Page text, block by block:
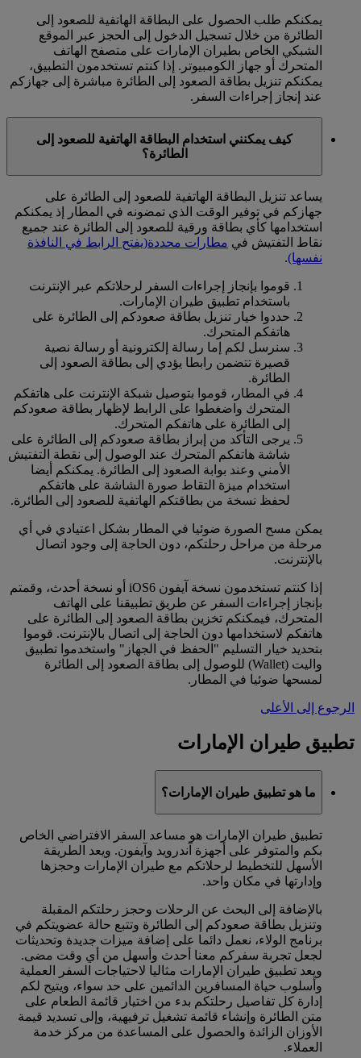
يمكنكم طلب الحصول على البطاقة الهاتفية للصعود إلى
الطائرة من خلال تسجيل الدخول إلى الحجز عبر الموقع
الشبكي الخاص بطيران الإمارات على متصفح الهاتف
المتحرك أو جهاز الكومبيوتر. إذا كنتم تستخدمون التطبيق،
يمكنكم تنزيل بطاقة الصعود إلى الطائرة مباشرة إلى جهازكم
عند إنجاز إجراءات السفر.
كيف يمكنني استخدام البطاقة الهاتفية للصعود إلى
الطائرة؟
يساعد تنزيل البطاقة الهاتفية للصعود إلى الطائرة على
جهازكم في توفير الوقت الذي تمضونه في المطار إذ يمكنكم
استخدامها كأي بطاقة ورقية للصعود إلى الطائرة عند جميع
نقاط التفتيش في مطارات محددة(يفتح الرابط في النافذة
نفسها).
قوموا بإنجاز إجراءات السفر لرحلاتكم عبر الإنترنت
باستخدام تطبيق طيران الإمارات.
حددوا خيار تنزيل بطاقة صعودكم إلى الطائرة على
هاتفكم المتحرك.
سنرسل لكم إما رسالة إلكترونية أو رسالة نصية
قصيرة تتضمن رابطا يؤدي إلى بطاقة الصعود إلى
الطائرة.
في المطار، قوموا بتوصيل شبكة الإنترنت على هاتفكم
المتحرك واضغطوا على الرابط لإظهار بطاقة صعودكم
إلى الطائرة على هاتفكم المتحرك.
يرجى التأكد من إبراز بطاقة صعودكم إلى الطائرة على
شاشة هاتفكم المتحرك عند الوصول إلى نقطة التفتيش
الأمني وعند بوابة الصعود إلى الطائرة. يمكنكم أيضا
استخدام ميزة التقاط صورة الشاشة على هاتفكم
لحفظ نسخة من بطاقتكم الهاتفية للصعود إلى الطائرة.
يمكن مسح الصورة ضوئيا في المطار بشكل اعتيادي في أي
مرحلة من مراحل رحلتكم، دون الحاجة إلى وجود اتصال
بالإنترنت.
إذا كنتم تستخدمون نسخة آيفون iOS6 أو نسخة أحدث، وقمتم
بإنجاز إجراءات السفر عن طريق تطبيقنا على الهاتف
المتحرك، فيمكنكم تخزين بطاقة الصعود إلى الطائرة على
هاتفكم لاستخدامها دون الحاجة إلى اتصال بالإنترنت. قوموا
بتحديد خيار التسليم "الحفظ في الجهاز" واستخدموا تطبيق
واليت (Wallet) للوصول إلى بطاقة الصعود إلى الطائرة
لمسحها ضوئيا في المطار.
الرجوع إلى الأعلى
تطبيق طيران الإمارات
ما هو تطبيق طيران الإمارات؟
تطبيق طيران الإمارات هو مساعد السفر الافتراضي الخاص
بكم والمتوفر على أجهزة آندرويد وآيفون. ويعد الطريقة
الأسهل للتخطيط لرحلاتكم مع طيران الإمارات وحجزها
وإدارتها في مكان واحد.
بالإضافة إلى البحث عن الرحلات وحجز رحلتكم المقبلة
وتنزيل بطاقة صعودكم إلى الطائرة وتتبع حالة عضويتكم في
برنامج الولاء، نعمل دائما على إضافة ميزات جديدة وتحديثات
لجعل تجربة سفركم معنا أحدث وأسهل من أي وقت مضى.
ويعد تطبيق طيران الإمارات مثاليا لاحتياجات السفر العملية
وأسلوب حياة المسافرين الدائمين على حد سواء، ويتيح لكم
إدارة كل تفاصيل رحلتكم بدء من اختيار قائمة الطعام على
متن الطائرة وإنشاء قائمة تشغيل ترفيهية، وإلى تسديد قيمة
الأوزان الزائدة والحصول على المساعدة من مركز خدمة
العملاء.